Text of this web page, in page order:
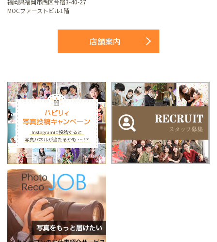
福岡県福岡市西区今宿3-40-27
MOCファーストビル1階
店舗案内